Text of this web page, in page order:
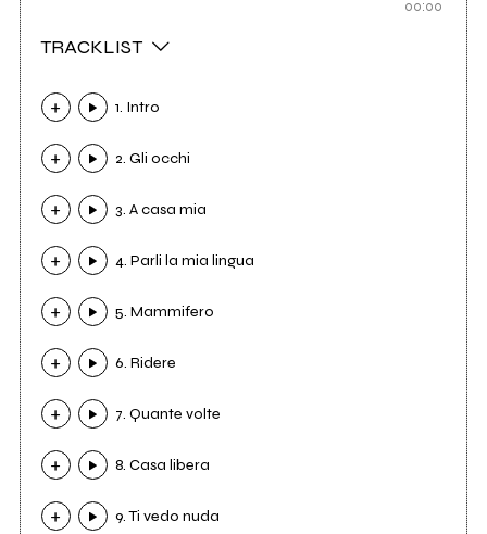
00:00
TRACKLIST
1. Intro
2. Gli occhi
3. A casa mia
4. Parli la mia lingua
5. Mammifero
6. Ridere
7. Quante volte
8. Casa libera
9. Ti vedo nuda